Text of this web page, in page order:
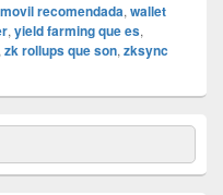
recomendada, wallet
, yield farming que es,
zk rollups que son, zksync